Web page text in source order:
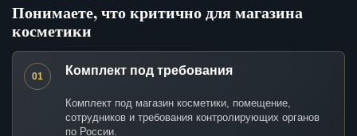
Понимаете, что критично для магазина
косметики
01 Комплект под требования
Комплект под магазин косметики, помещение,
сотрудников и требования контролирующих органов
по России.